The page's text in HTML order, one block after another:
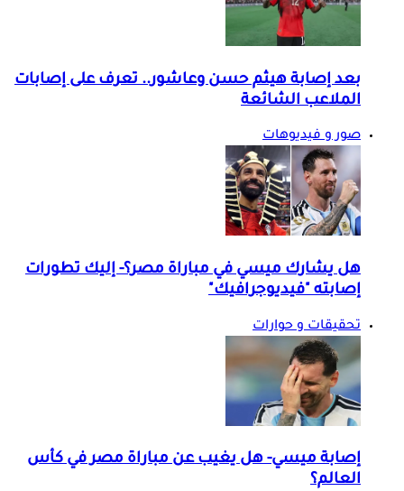
بعد إصابة هيثم حسن وعاشور.. تعرف على إصابات
الملاعب الشائعة
صور و فيديوهات
هل يشارك ميسي في مباراة مصر؟- إليك تطورات
إصابته "فيديوجرافيك"
تحقيقات و حوارات
إصابة ميسي- هل يغيب عن مباراة مصر في كأس
العالم؟